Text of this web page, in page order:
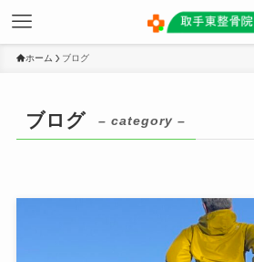
ホーム ブログ
ブログ – category –